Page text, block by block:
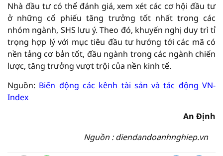
Nhà đầu tư có thể đánh giá, xem xét các cơ hội đầu tư
ở những cổ phiếu tăng trưởng tốt nhất trong các
nhóm ngành, SHS lưu ý. Theo đó, khuyến nghị duy trì tỉ
trọng hợp lý với mục tiêu đầu tư hướng tới các mã có
nền tảng cơ bản tốt, đầu ngành trong các ngành chiến
lược, tăng trưởng vượt trội của nền kinh tế.
Nguồn: Biến động các kênh tài sản và tác động VN-
Index
An Định
Nguồn : diendandoanhnghiep.vn